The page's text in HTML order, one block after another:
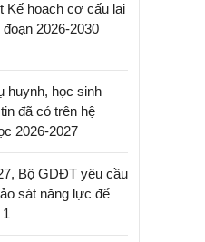
Kế hoạch cơ cấu lại
2026-2030
huynh, học sinh
đã có trên hệ
2026-2027
Bộ GDĐT yêu cầu
sát năng lực để